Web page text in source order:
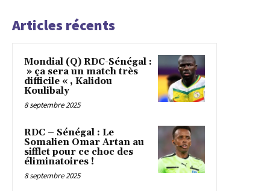
Articles récents
Mondial (Q) RDC-Sénégal :
» ça sera un match très
difficile « , Kalidou
Koulibaly
8 septembre 2025
RDC – Sénégal : Le
Somalien Omar Artan au
sifflet pour ce choc des
éliminatoires !
8 septembre 2025